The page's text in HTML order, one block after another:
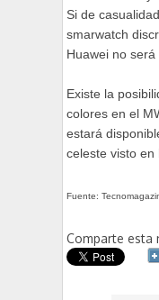
Si de
smarwatch
Huawei no será
Existe la
colores en el
estará
celeste visto en
Fuente:
Comparte esta